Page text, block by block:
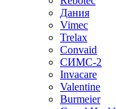
Дания
Vimec
Trelax
Convaid
СИМС-2
Invacare
Valentine
Burmeier